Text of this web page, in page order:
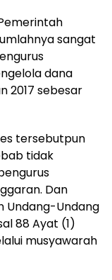
sangat
dana
2017 sebesar
tersebutpun
tidak
Dan
Undang-Undang
88 Ayat (1)
musyawarah